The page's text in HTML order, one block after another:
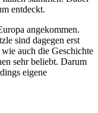
entdeckt.
angekommen.
sind dagegen erst
auch die Geschichte
sehr beliebt. Darum
eigene